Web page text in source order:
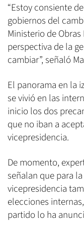
“Estoy consiente
gobiernos del
Ministerio de
perspectiva de la
cambiar”, señaló
El panorama en la
se vivió en las
inicio los dos
que no iban a
vicepresidencia.
De momento,
señalan que para
vicepresidencia
elecciones
partido lo ha